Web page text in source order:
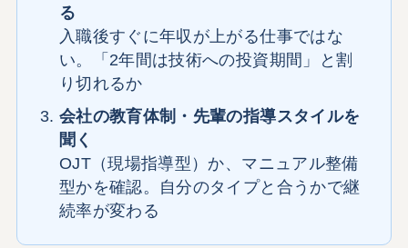
る
入職後すぐに年収が上がる仕事ではな
い。「2年間は技術への投資期間」と割
り切れるか
会社の教育体制・先輩の指導スタイルを
聞く
OJT（現場指導型）か、マニュアル整備
型かを確認。自分のタイプと合うかで継
続率が変わる